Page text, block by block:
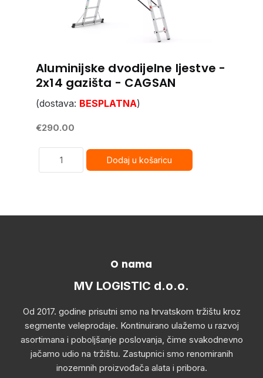
Aluminijske dvodijelne ljestve -
2x14 gazišta - CAGSAN
(dostava: BESPLATNA)
€290.00
O nama
MV LOGISTIC d.o.o.
Od 2017. godine prisutni smo na hrvatskom tržištu kroz
segmente veleprodaje. Kontinuirano ulažemo u razvoj
asortimana i poboljšanje poslovanja, čime svakodnevno
jačamo udio na tržištu. Zastupnici smo renomiranih
inozemnih proizvođača alata i pribora.